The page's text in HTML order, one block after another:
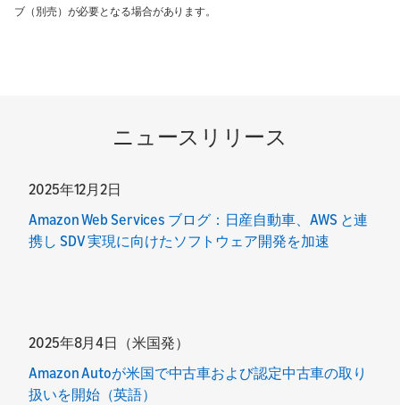
ブ（別売）が必要となる場合があります。
ニュースリリース
2025年12月2日
Amazon Web Services ブログ：日産自動車、AWS と連
携し SDV 実現に向けたソフトウェア開発を加速
2025年8月4日（米国発）
Amazon Autoが米国で中古車および認定中古車の取り
扱いを開始（英語）